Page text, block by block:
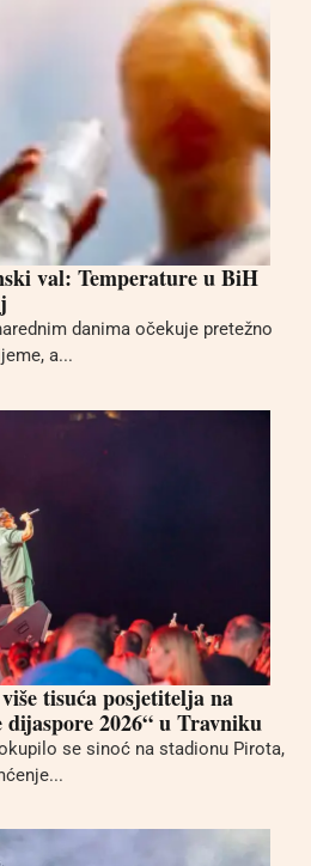
val: Temperature u BiH
danima očekuje pretežno
a...
tisuća posjetitelja na
2026“ u Travniku
se sinoć na stadionu Pirota,